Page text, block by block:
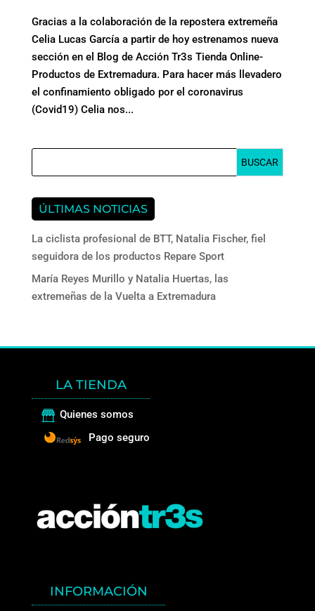
Gracias a la colaboración de la repostera extremeña
Celia Lucas García a partir de hoy estrenamos nueva
sección en el Blog de Acción Tr3s Tienda Online-
Productos de Extremadura. Para hacer más llevadero
el confinamiento obligado por el coronavirus
(Covid19) Celia nos...
ÚLTIMAS NOTICIAS
La ciclista profesional de BTT, Natalia Fischer, fiel
seguidora de los productos Repare Sport
María Reyes Murillo y Natalia Huertas, las
extremeñas de la Vuelta a Extremadura
LA TIENDA
Quienes somos
Pago seguro
INFORMACIÓN